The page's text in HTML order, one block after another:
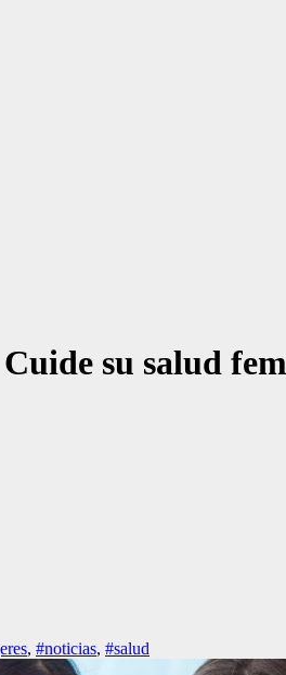
su salud
, #noticias, #salud